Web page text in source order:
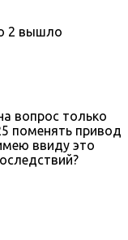
2 вышло
вопрос только
поменять привод
ввиду это